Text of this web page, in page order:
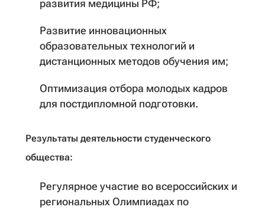
развития медицины РФ;
Развитие инновационных
образовательных технологий и
дистанционных методов обучения им;
Оптимизация отбора молодых кадров
для постдипломной подготовки.
Результаты деятельности студенческого
общества:
Регулярное участие во всероссийских и
региональных Олимпиадах по